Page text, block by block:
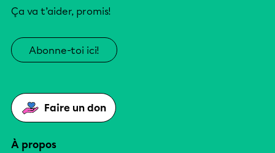
Ça va t’aider, promis!
Abonne-toi ici!
Faire un don
À propos